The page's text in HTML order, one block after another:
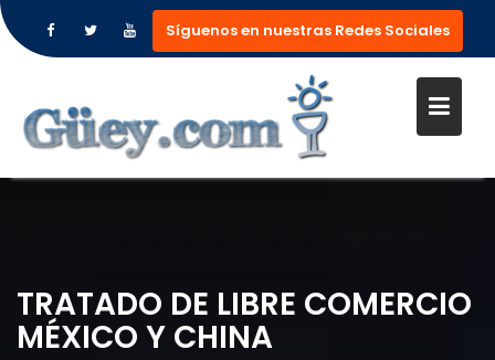
contenido
Síguenos en nuestras Redes Sociales
TRATADO DE LIBRE COMERCIO
MÉXICO Y CHINA